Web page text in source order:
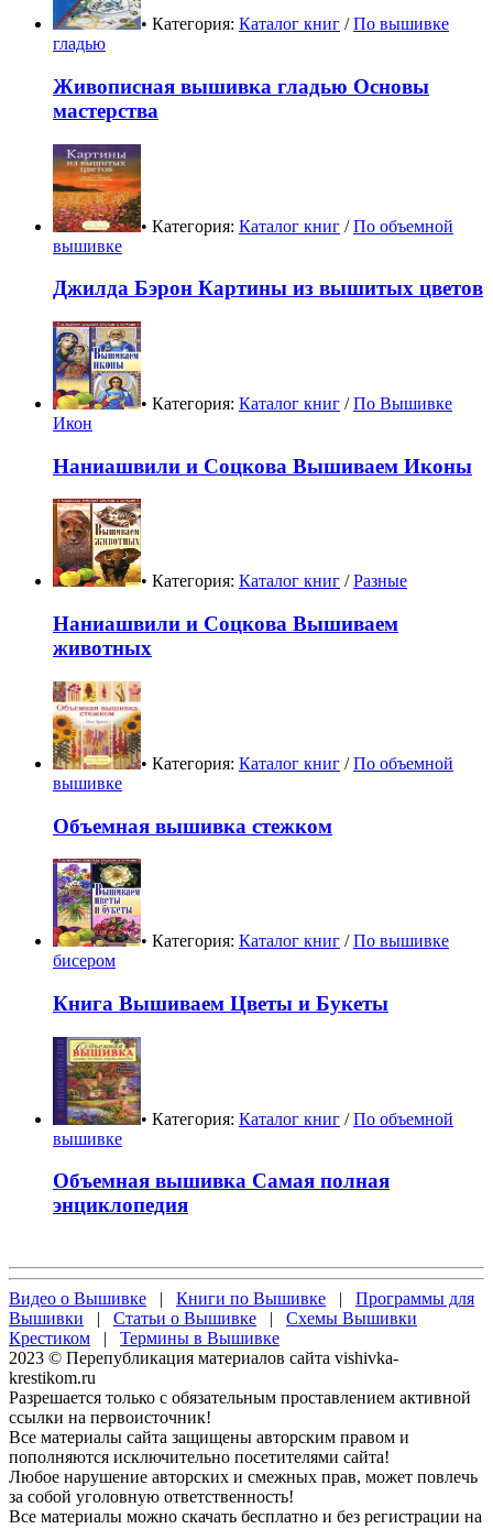
• Категория: Каталог книг /По вышивке
гладью
Живописная вышивка гладью Основы
мастерства
• Категория: Каталог книг /По объемной
вышивке
Джилда Бэрон Картины из вышитых цветов
• Категория: Каталог книг /По Вышивке
Икон
Наниашвили и Соцкова Вышиваем Иконы
• Категория: Каталог книг /Разные
Наниашвили и Соцкова Вышиваем
животных
• Категория: Каталог книг /По объемной
вышивке
Объемная вышивка стежком
• Категория: Каталог книг /По вышивке
бисером
Книга Вышиваем Цветы и Букеты
• Категория: Каталог книг /По объемной
вышивке
Объемная вышивка Самая полная
энциклопедия
Видео о Вышивке | Книги по Вышивке | Программы для
Вышивки | Статьи о Вышивке | Схемы Вышивки
Крестиком | Термины в Вышивке
2023 © Перепубликация материалов сайта vishivka-
krestikom.ru
Разрешается только с обязательным проставлением активной
ссылки на первоисточник!
Все материалы сайта защищены авторским правом и
пополняются исключительно посетителями сайта!
Любое нарушение авторских и смежных прав, может повлечь
за собой уголовную ответственность!
Все материалы можно скачать бесплатно и без регистрации на